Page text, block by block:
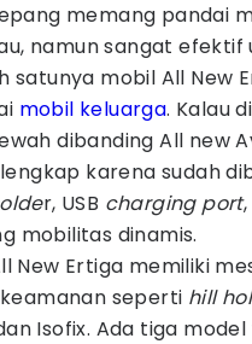
memang pandai
namun sangat efektif
satunya mobil All New
mobil keluarga. Kalau
dibanding All new
karena sudah
r, USB charging port,
mobilitas dinamis.
New Ertiga memiliki
seperti hill
Isofix. Ada tiga